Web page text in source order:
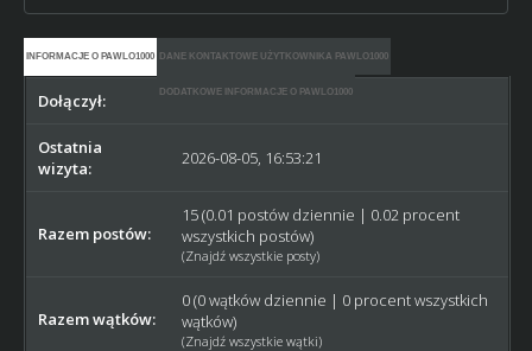
INFORMACJE O PAWLO1000 DANE KONTAKTOWE UŻYTKOWNIKA PAWLO1000
DODATKOWE INFORMACJE O PAWLO1000
Dołączył: 2023-11-12
Ostatnia
wizyta:
2026-08-05, 16:53:21
Razem postów:
15 (0.01 postów dziennie | 0.02 procent
wszystkich postów)
(Znajdź wszystkie posty)
Razem wątków:
0 (0 wątków dziennie | 0 procent wszystkich
wątków)
(Znajdź wszystkie wątki)